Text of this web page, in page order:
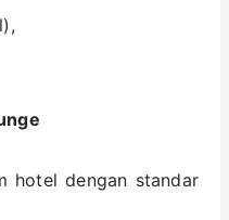
hotel dengan standar